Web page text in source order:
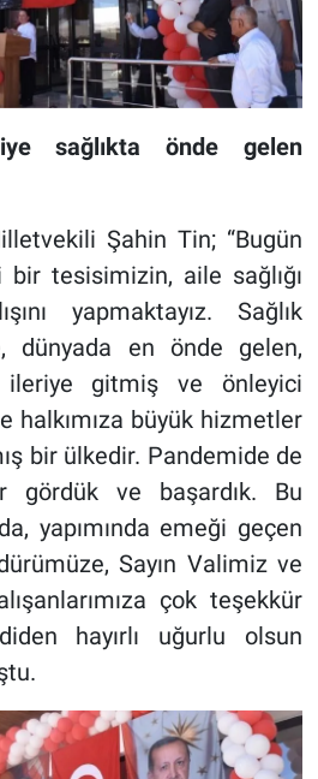
sağlıkta önde gelen
Şahin Tin; “Bugün
tesisimizin, aile sağlığı
yapmaktayız. Sağlık
dünyada en önde gelen,
ileriye gitmiş ve önleyici
halkımıza büyük hizmetler
bir ülkedir. Pandemide de
gördük ve başardık. Bu
yapımında emeği geçen
Sayın Valimiz ve
çok teşekkür
hayırlı uğurlu olsun